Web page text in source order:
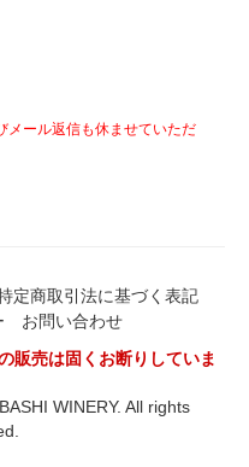
メール返信も休ませていただ
定商取引法に基づく表記
お問い合わせ
販売は固くお断りしていま
WINERY. All rights